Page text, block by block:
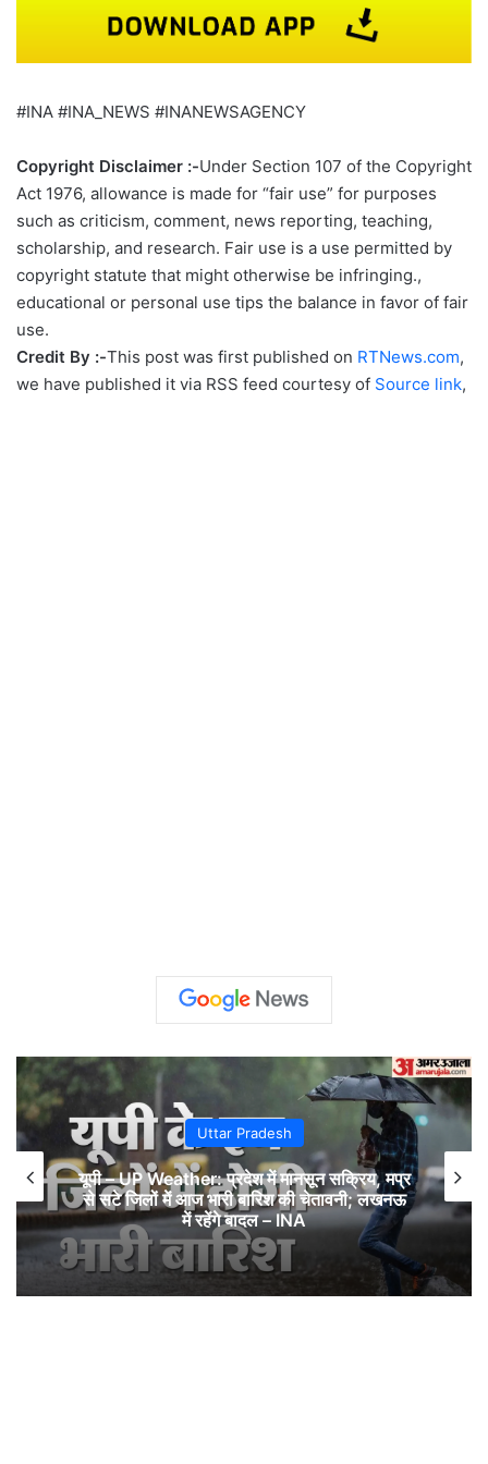
#INA #INA_NEWS #INANEWSAGENCY
Copyright Disclaimer :-Under Section 107 of the Copyright
Act 1976, allowance is made for “fair use” for purposes
such as criticism, comment, news reporting, teaching,
scholarship, and research. Fair use is a use permitted by
copyright statute that might otherwise be infringing.,
educational or personal use tips the balance in favor of fair
use.
Credit By :-This post was first published on RTNews.com,
we have published it via RSS feed courtesy of Source link,
Uttar Pradesh
यूपी – UP Weather: प्रदेश में मानसून सक्रिय, मप्र
से सटे जिलों में आज भारी बारिश की चेतावनी; लखनऊ
में रहेंगे बादल – INA